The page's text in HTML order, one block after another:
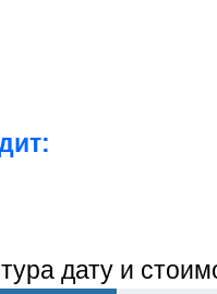
дату и